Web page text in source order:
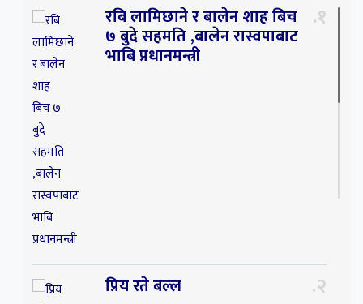
रबि लामिछाने र बालेन शाह बिच
७ बुदे सहमति ,बालेन रास्वपाबाट
भाबि प्रधानमन्त्री
१
प्रिय रते बल्ल २